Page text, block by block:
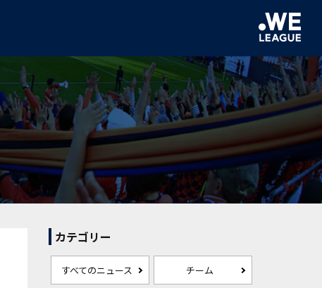
カテゴリー
すべてのニュース チーム